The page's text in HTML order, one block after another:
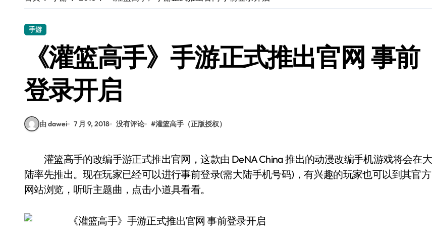
三星Galaxy Z Fold7体验：折叠新境，科技魅力一掌尽握！
荣耀500 Pro携手MOLLY来袭！最新资讯+玩机技巧一网打尽
手游
《灌篮高手》手游正式推出官网 事前
登录开启
由 dawei 7 月 9, 2018 没有评论 #灌篮高手（正版授权）
灌篮高手的改编手游正式推出官网，这款由 DeNA China 推出的动漫改编手机游戏将会在大
陆率先推出。现在玩家已经可以进行事前登录(需大陆手机号码)，有兴趣的玩家也可以到其官方
网站浏览，听听主题曲，点击小道具看看。